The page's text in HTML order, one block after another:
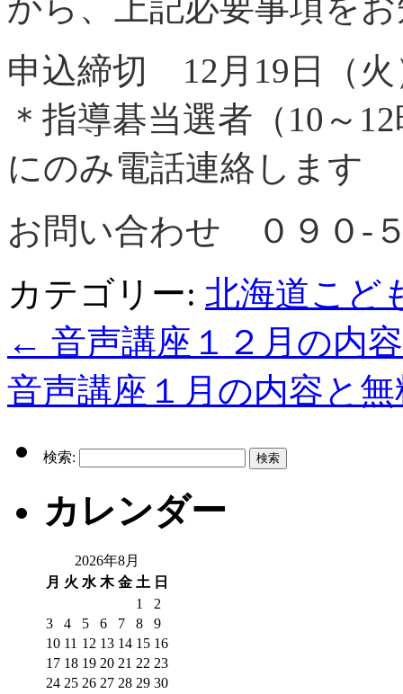
申込締切 12月19日（火
＊指導碁当選者（10～
にのみ電話連絡します
お問い合わせ ０９０‐
カテゴリー: 北海道こど
← 音声講座１２月の内
音声講座１月の内容と
検索:
カレンダー
2026年8月
月 火 水 木 金 土 日
1
2
3
4 5 6 7 8
9
10 11 12 13 14 15 16
17 18 19 20 21 22 23
24 25 26 27 28 29 30